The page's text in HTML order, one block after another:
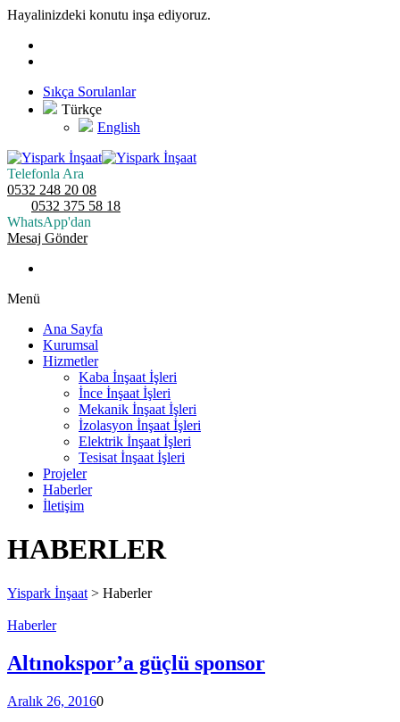
Hayalinizdeki konutu inşa ediyoruz.
Sıkça Sorulanlar
Türkçe
English
Telefonla Ara
0532 248 20 08
0532 375 58 18
WhatsApp'dan
Mesaj Gönder
Menü
Ana Sayfa
Kurumsal
Hizmetler
Kaba İnşaat İşleri
İnce İnşaat İşleri
Mekanik İnşaat İşleri
İzolasyon İnşaat İşleri
Elektrik İnşaat İşleri
Tesisat İnşaat İşleri
Projeler
Haberler
İletişim
HABERLER
Yispark İnşaat > Haberler
Haberler
Altınokspor’a güçlü sponsor
Aralık 26, 20160